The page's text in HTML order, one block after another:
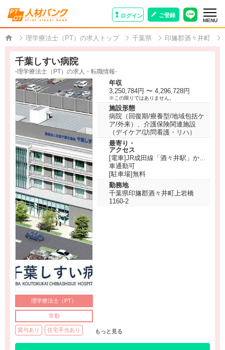
ログイン ご登録
MENU
理学療法士（PT）の求人トップ 千葉県 印旛郡酒々井町
千葉しすい病院
-理学療法士（PT）の求人・転職情報-
理学療法士（PT）
常勤
年収
3,250,784円 〜 4,296,728円
※この限りではありません。
施設形態
病院（回復期/療養型/地域包括ケ
ア/外来）、介護保険関連施設
（デイケア/訪問看護・リハ）
最寄り・
アクセス
[電車]JR成田線「酒々井駅」から
徒歩約10分
[電車]京成本線「酒々井駅」から
徒歩約10分
車通勤可
[駐車場]無料
勤務地
千葉県印旛郡酒々井町上岩橋
1160-2
賞与あり 住宅手当あり もっと見る